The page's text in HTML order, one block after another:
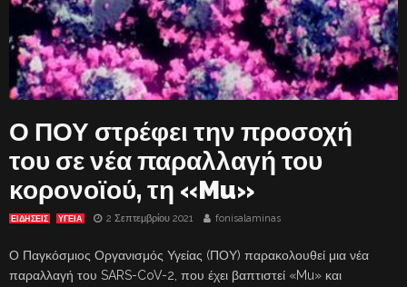
Ο ΠΟΥ στρέφει την προσοχή
του σε νέα παραλλαγή του
κορονοϊού, τη «Mu»
ΕΙΔΗΣΕΙΣ ΥΓΕΙΑ 2 Σεπτεμβρίου 2021 fonisalaminas
Ο Παγκόσμιος Οργανισμός Υγείας (ΠΟΥ) παρακολουθεί μια νέα
παραλλαγή του SARS-CoV-2, που έχει βαπτιστεί «Mu» και